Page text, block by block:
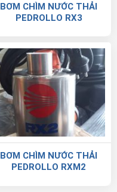
BƠM CHÌM NƯỚC THẢI
PEDROLLO RX3
BƠM CHÌM NƯỚC THẢI
PEDROLLO RXM2